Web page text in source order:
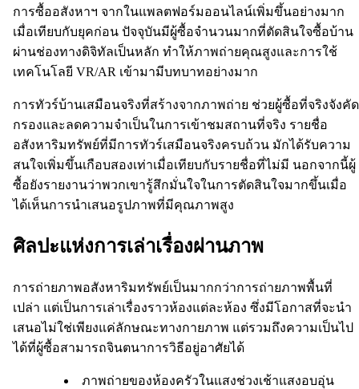
การซื้ออสังหาฯ จากในแพลตฟอร์มออนไลน์เพิ่มขึ้นอย่างมาก
เมื่อเทียบกับยุคก่อน ปัจจุบันมีผู้ซื้อจำนวนมากที่ตัดสินใจซื้อบ้าน
ผ่านช่องทางดิจิทัลเป็นหลัก ทำให้ภาพถ่ายคุณสูงและการใช้
เทคโนโลยี VR/AR เข้ามามีบทบาทอย่างมาก
การทัวร์บ้านเสมือนจริงที่สร้างจากภาพถ่าย ช่วยผู้ซื้อที่จริงจังคัด
กรองและลดความจำเป็นในการเข้าชมสถานที่จริง รายชื่อ
อสังหาริมทรัพย์ที่มีการทัวร์เสมือนจริงครบถ้วน มักได้รับความ
สนใจเพิ่มขึ้นเกือบสองเท่าเมื่อเทียบกับรายชื่อที่ไม่มี นอกจากนี้ผู้
ซื้อยังรายงานว่าพวกเขารู้สึกมั่นใจในการตัดสินใจมากขึ้นเมื่อ
ได้เห็นการนำเสนอรูปภาพที่มีคุณภาพสูง
ศิลปะแห่งการเล่าเรื่องผ่านภาพ
การถ่ายภาพอสังหาริมทรัพย์เป็นมากกว่าการถ่ายภาพพื้นที่
เปล่า แต่เป็นการเล่าเรื่องราวห้องแต่ละห้อง ซึ่งมีโอกาสที่จะนำ
เสนอไม่ใช่เพียงแค่ลักษณะทางกายภาพ แต่รวมถึงความเป็นไป
ได้ที่ผู้ซื้อสามารถจินตนาการวิธีอยู่อาศัยได้
ภาพถ่ายของห้องครัวในแสงช่วงเช้าแสงอบอุ่น